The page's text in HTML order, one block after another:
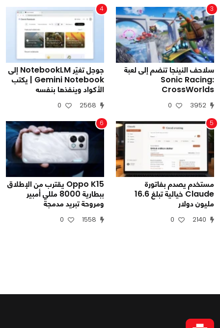
3
سلاحف النينجا تنضم إلى لعبة
Sonic Racing:
CrossWorlds
3952
0
4
جوجل تغيّر NotebookLM إلى
Gemini Notebook | يكتب
الأكواد وينفذها بنفسه
2568
0
5
مستخدم يصدم بفاتورة
Claude خيالية تبلغ 16.6
مليون دولار
2140
0
6
Oppo K15 يقترب من الإطلاق
ببطارية 8000 مللي أمبير
ومروحة تبريد مدمجة
1558
0